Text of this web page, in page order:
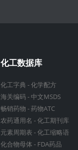
化工数据库
化工字典 -化学配方
海关编码- 中文MSDS
畅销药物 -药物ATC
农药通用名 -化工期刊库
元素周期表 -化工缩略语
化合物母体 - FDA药品